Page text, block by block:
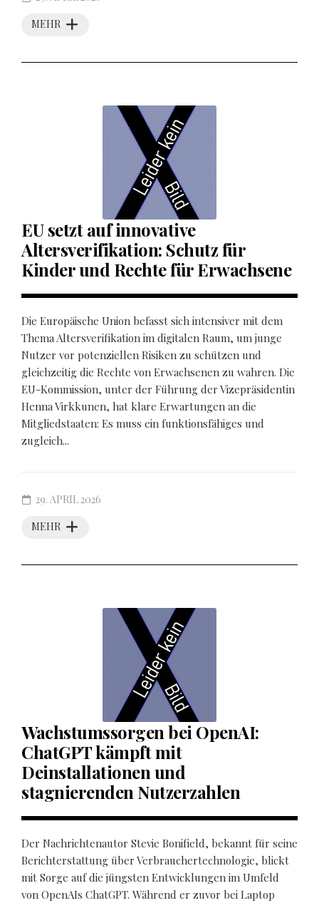
MEHR
EU setzt auf innovative
Altersverifikation: Schutz für
Kinder und Rechte für Erwachsene
Die Europäische Union befasst sich intensiver mit dem
Thema Altersverifikation im digitalen Raum, um junge
Nutzer vor potenziellen Risiken zu schützen und
gleichzeitig die Rechte von Erwachsenen zu wahren. Die
EU-Kommission, unter der Führung der Vizepräsidentin
Henna Virkkunen, hat klare Erwartungen an die
Mitgliedstaaten: Es muss ein funktionsfähiges und
zugleich...
MEHR
29. APRIL 2026
Wachstumssorgen bei OpenAI:
ChatGPT kämpft mit
Deinstallationen und
stagnierenden Nutzerzahlen
Der Nachrichtenautor Stevie Bonifield, bekannt für seine
Berichterstattung über Verbrauchertechnologie, blickt
mit Sorge auf die jüngsten Entwicklungen im Umfeld
von OpenAIs ChatGPT. Während er zuvor bei Laptop